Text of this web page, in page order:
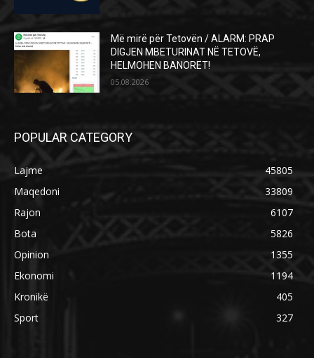
Më mirë për Tetovën / ALARM: PRAP
DIGJEN MBETURINAT NË TETOVË,
HELMOHEN BANORËT!
05.08.2026
POPULAR CATEGORY
Lajme
45805
Maqedoni
33809
Rajon
6107
Bota
5826
Opinion
1355
Ekonomi
1194
Kronikë
405
Sport
327